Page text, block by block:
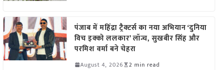
पंजाब में महिंद्रा ट्रैक्टर्स का नया अभियान ‘दुनिया
विच इक्को ललकार’ लॉन्च, सुखबीर सिंह और
परमिश वर्मा बने चेहरा
August 4, 2026 2 min read